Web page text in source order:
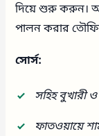
দিয়ে শুরু করুন।
পালন করার
সোর্স:
সহিহ বুখারী
ফাতওয়ায়ে